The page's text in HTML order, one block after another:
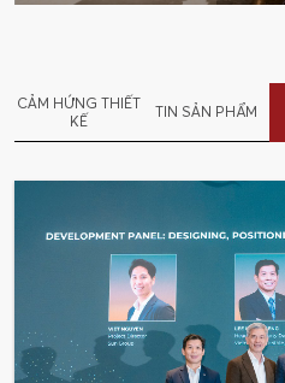
CẢM HỨNG THIẾT
KẾ
TIN SẢN PHẨM